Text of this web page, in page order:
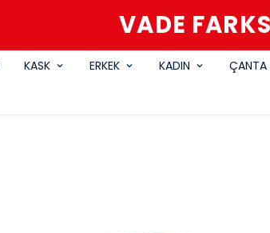
VADE
KASK ERKEK KADIN ÇANTA